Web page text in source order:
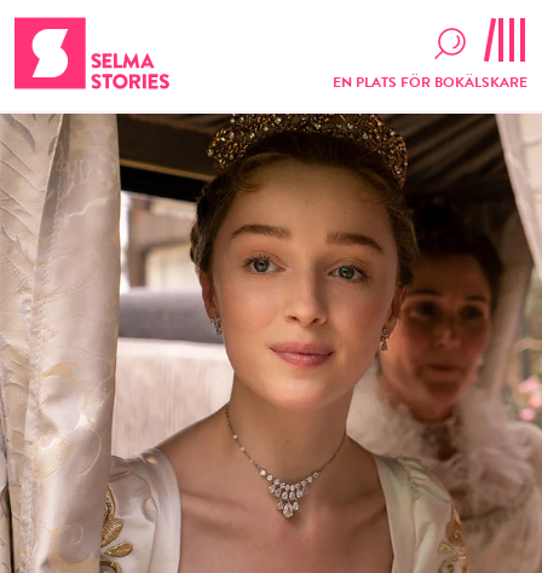
EN PLATS FÖR BOKÄLSKARE